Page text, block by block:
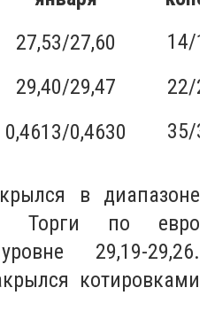
27,53/27,60
14/
29,40/29,47
22/
0,4613/0,4630 35/
в диапазоне
Торги по евро
29,19-29,26.
котировками